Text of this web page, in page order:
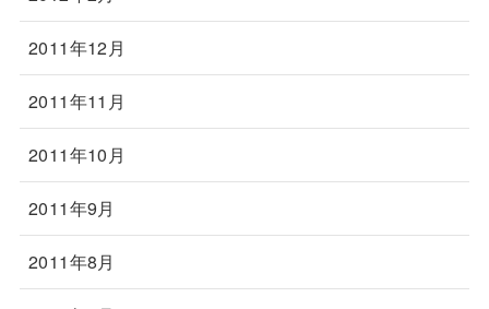
2011年12月
2011年11月
2011年10月
2011年9月
2011年8月